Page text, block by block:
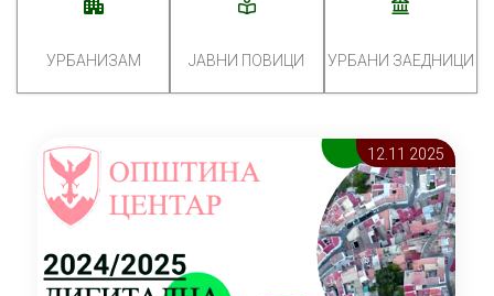
УРБАНИЗАМ ЈАВНИ ПОВИЦИ УРБАНИ ЗАЕДНИЦИ
12.11 2025